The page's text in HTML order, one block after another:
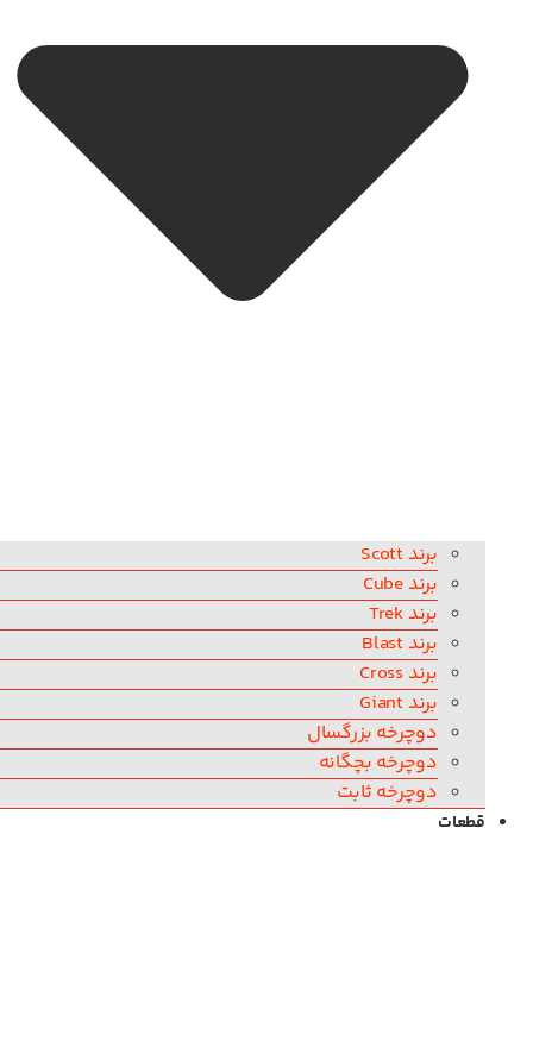
برند Scott
برند Cube
برند Trek
برند Blast
برند Cross
برند Giant
دوچرخه بزرگسال
دوچرخه بچگانه
دوچرخه ثابت
قطعات